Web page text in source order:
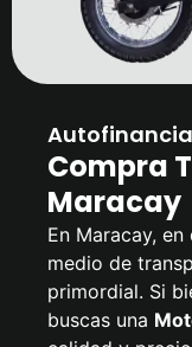
Compra
Maracay
En Maracay,
medio de
primordial. Si
buscas una